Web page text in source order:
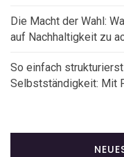
Die Macht der Wahl:
auf Nachhaltigkeit zu
So einfach
Selbstständigkeit: Mit